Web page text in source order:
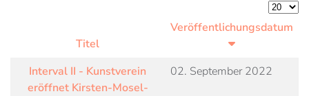
Titel
Veröffentlichungsdatum
Interval II - Kunstverein
eröffnet Kirsten-Mosel-
02. September 2022